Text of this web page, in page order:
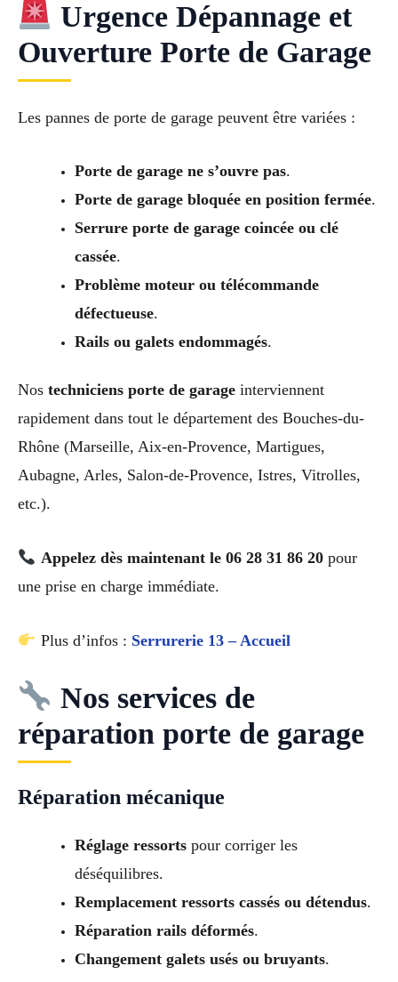
Urgence Dépannage et
Ouverture Porte de Garage
Les pannes de porte de garage peuvent être variées :
Porte de garage ne s’ouvre pas.
Porte de garage bloquée en position fermée.
Serrure porte de garage coincée ou clé
cassée.
Problème moteur ou télécommande
défectueuse.
Rails ou galets endommagés.
Nos techniciens porte de garage interviennent
rapidement dans tout le département des Bouches-du-
Rhône (Marseille, Aix-en-Provence, Martigues,
Aubagne, Arles, Salon-de-Provence, Istres, Vitrolles,
etc.).
Appelez dès maintenant le 06 28 31 86 20pour
une prise en charge immédiate.
Plus d’infos : Serrurerie 13 – Accueil
Nos services de
réparation porte de garage
Réparation mécanique
Réglage ressortspour corriger les
déséquilibres.
Remplacement ressorts cassés ou détendus.
Réparation rails déformés.
Changement galets usés ou bruyants.